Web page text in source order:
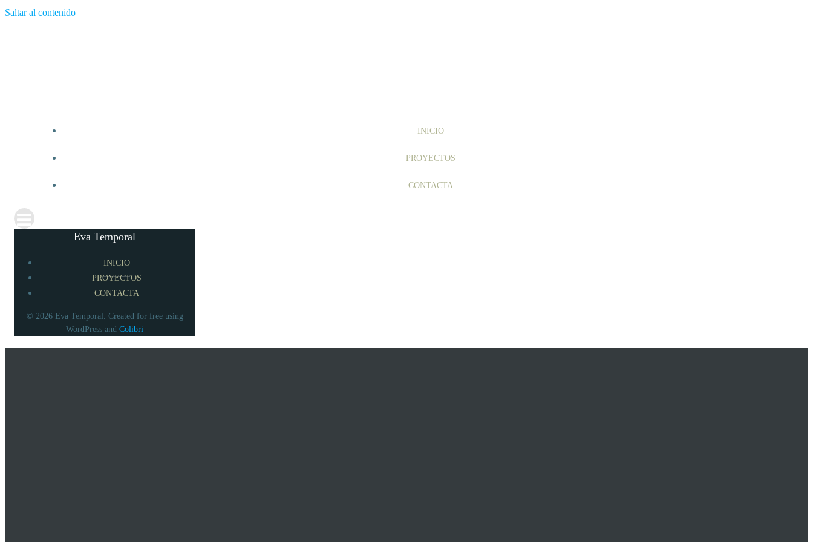
Saltar al contenido
INICIO
PROYECTOS
CONTACTA
Eva Temporal
INICIO
PROYECTOS
CONTACTA
© 2026 Eva Temporal. Created for free using
WordPress andColibri